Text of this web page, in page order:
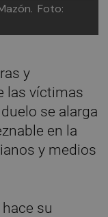
Foto:
y
las víctimas
se alarga
en la
y medios
su